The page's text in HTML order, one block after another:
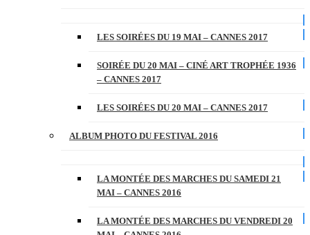
LES SOIRÉES DU 19 MAI – CANNES 2017
SOIRÉE DU 20 MAI – CINÉ ART TROPHÉE 1936
– CANNES 2017
LES SOIRÉES DU 20 MAI – CANNES 2017
ALBUM PHOTO DU FESTIVAL 2016
LA MONTÉE DES MARCHES DU SAMEDI 21
MAI – CANNES 2016
LA MONTÉE DES MARCHES DU VENDREDI 20